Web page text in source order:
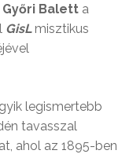
Győri Balett a
GisLmisztikus
legismertebb
tavasszal
ahol az 1895-ben